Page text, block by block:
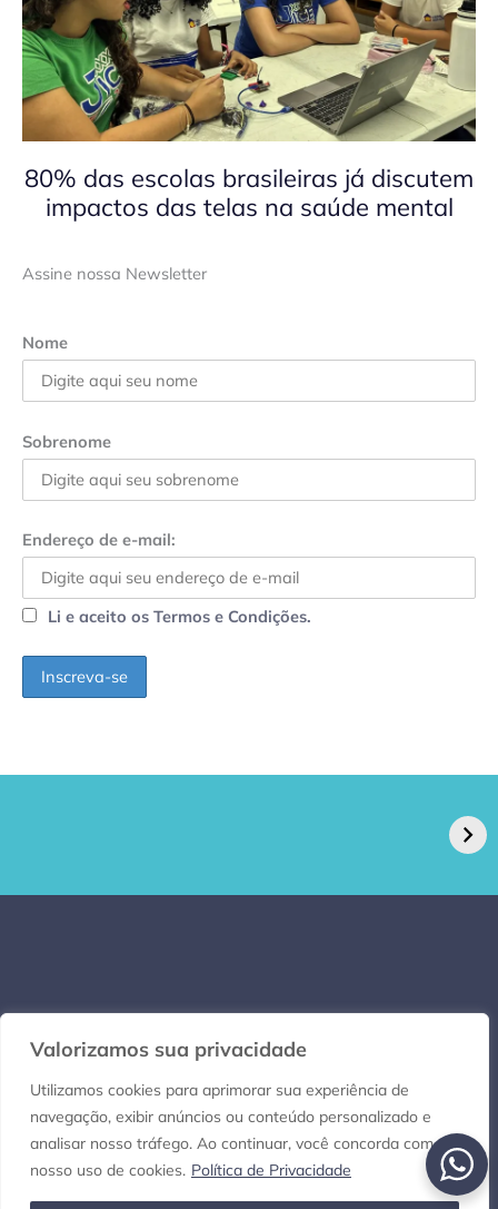
Valorizamos sua privacidade
Utilizamos cookies para aprimorar sua experiência de
navegação, exibir anúncios ou conteúdo personalizado e
analisar nosso tráfego. Ao continuar, você concorda com
nosso uso de cookies. Política de Privacidade
80% das escolas brasileiras já discutem
impactos das telas na saúde mental
Assine nossa Newsletter
Nome
Sobrenome
Endereço de e-mail:
Li e aceito os Termos e Condições.
caso de superfungo
Copyright © 2021-2026 Por dentro do RN. Todos os direitos reservados.